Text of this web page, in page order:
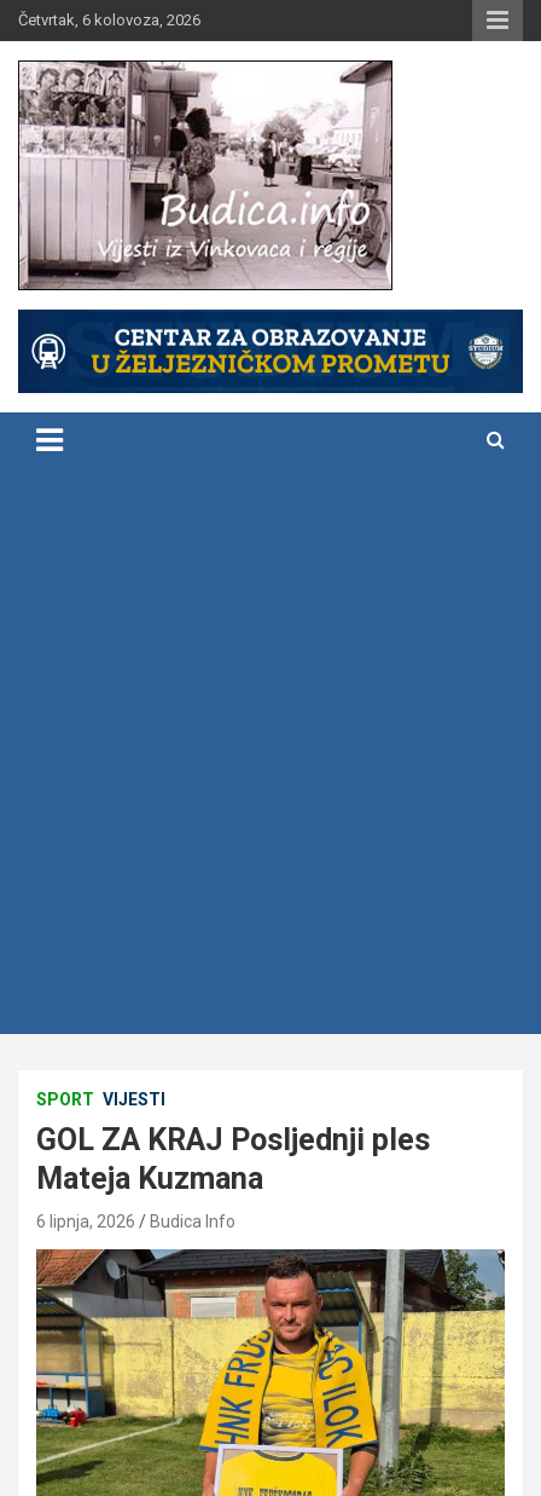
Skip
to
content
Četvrtak, 6 kolovoza, 2026
Budica.info
SPORT VIJESTI
GOL ZA KRAJ Posljednji ples
Mateja Kuzmana
6 lipnja, 2026 Budica Info